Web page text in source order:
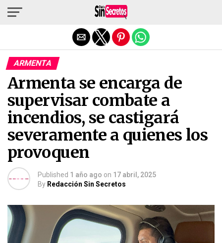
ARMENTA
Armenta se encarga de
supervisar combate a
incendios, se castigará
severamente a quienes los
provoquen
Published 1 año ago on 17 abril, 2025
By Redacción Sin Secretos
Salir de la versión móvil